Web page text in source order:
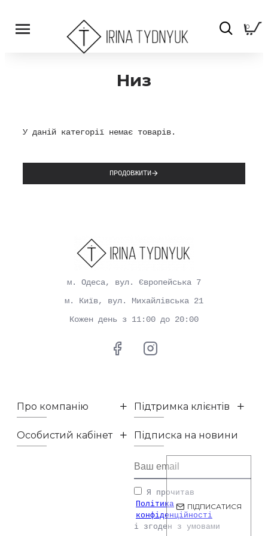
0
Низ
У даній категорії немає товарів.
ПРОДОВЖИТИ
м. Одеса, вул. Європейська 7
м. Київ, вул. Михайлівська 21
Кожен день з 11:00 до 20:00
Про компанію Підтримка клієнтів
Особистий кабінет Підписка на новини
ПІДПИСАТИСЯ
Я прочитав
Політика
конфіденційності
і згоден з умовами